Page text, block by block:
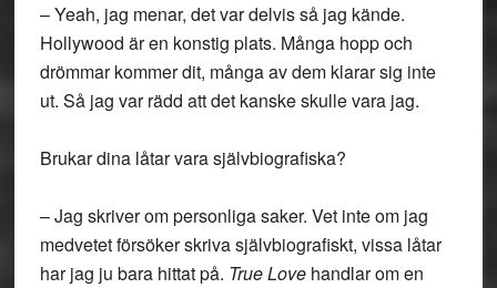
– Yeah, jag menar, det var delvis så jag kände.
Hollywood är en konstig plats. Många hopp och
drömmar kommer dit, många av dem klarar sig inte
ut. Så jag var rädd att det kanske skulle vara jag.
Brukar dina låtar vara självbiografiska?
– Jag skriver om personliga saker. Vet inte om jag
medvetet försöker skriva självbiografiskt, vissa låtar
har jag ju bara hittat på. True Lovehandlar om en